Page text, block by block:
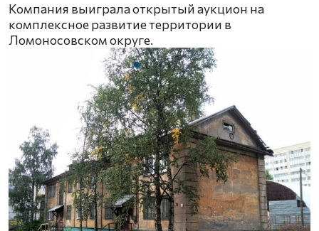
Компания выиграла открытый аукцион на
комплексное развитие территории в
Ломоносовском округе.